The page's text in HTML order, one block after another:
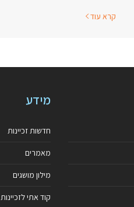
קרא עוד
מידע
חדשות זכיינות
מאמרים
מילון מושגים
קוד אתי לזכיינות